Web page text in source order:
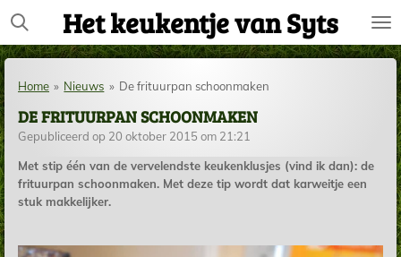
Ga
direct
naar
hoofdinhoud
Het keukentje van Syts
Home » Nieuws » De frituurpan schoonmaken
DE FRITUURPAN SCHOONMAKEN
Gepubliceerd op 20 oktober 2015 om 21:21
Met stip één van de vervelendste keukenklusjes (vind ik dan): de
frituurpan schoonmaken. Met deze tip wordt dat karweitje een
stuk makkelijker.